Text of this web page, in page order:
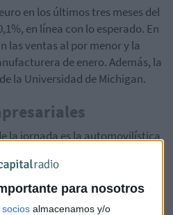
para nosotros
socios almacenamos y/o
en los últimos tres meses del
en línea con lo esperado. En
las ventas al por menor y la
de enero. Además, la
la Universidad de Michigan.
la jornada es la automovilística
bajadas de un 3% después de
el objetivo de beneficios
sesión, sus títulos se han